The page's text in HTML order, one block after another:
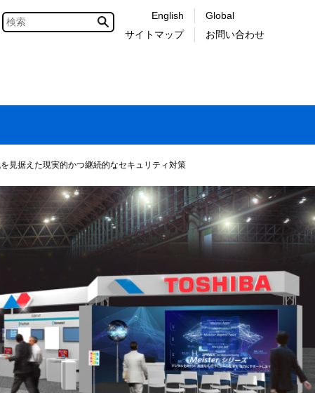
English
サイトマップ
Global
お問い合わせ
見据えた現実的かつ継続的なセキュリティ対策